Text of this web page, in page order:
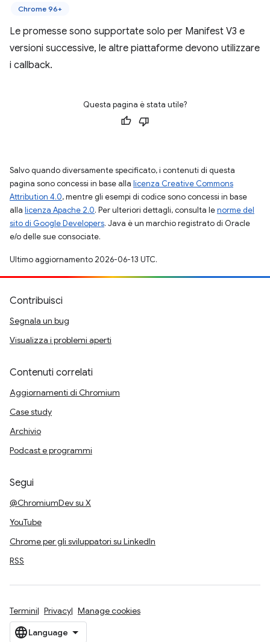
Chrome 96+
Le promesse sono supportate solo per Manifest V3 e
versioni successive, le altre piattaforme devono utilizzare
i callback.
Questa pagina è stata utile?
Salvo quando diversamente specificato, i contenuti di questa
pagina sono concessi in base alla licenza Creative Commons
Attribution 4.0, mentre gli esempi di codice sono concessi in base
alla licenza Apache 2.0. Per ulteriori dettagli, consulta lenorme del
sito di Google Developers. Java è un marchio registrato di Oracle
e/o delle sue consociate.
Ultimo aggiornamento 2026-06-13 UTC.
Contribuisci
Segnala un bug
Visualizza i problemi aperti
Contenuti correlati
Aggiornamenti di Chromium
Case study
Archivio
Podcast e programmi
Segui
@ChromiumDev su X
YouTube
Chrome per gli sviluppatori su LinkedIn
RSS
Termini Privacy Manage cookies